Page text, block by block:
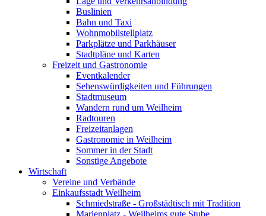
Buslinien
Bahn und Taxi
Wohnmobilstellplatz
Parkplätze und Parkhäuser
Stadtpläne und Karten
Freizeit und Gastronomie
Eventkalender
Sehenswürdigkeiten und Führungen
Stadtmuseum
Wandern rund um Weilheim
Radtouren
Freizeitanlagen
Gastronomie in Weilheim
Sommer in der Stadt
Sonstige Angebote
Wirtschaft
Vereine und Verbände
Einkaufsstadt Weilheim
Schmiedstraße - Großstädtisch mit Tradition
Marienplatz - Weilheims gute Stube